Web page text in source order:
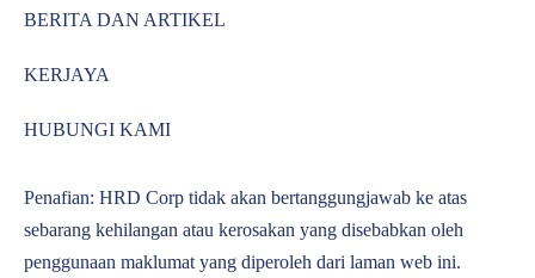
BERITA DAN ARTIKEL
KERJAYA
HUBUNGI KAMI
Penafian: HRD Corp tidak akan bertanggungjawab ke atas
sebarang kehilangan atau kerosakan yang disebabkan oleh
penggunaan maklumat yang diperoleh dari laman web ini.